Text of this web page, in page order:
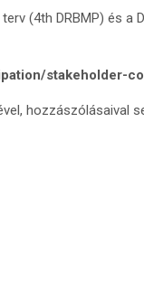
(4th DRBMP) és
stakeholder-
hozzászólásaival